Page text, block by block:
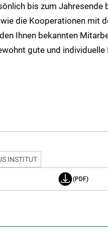
bis zum Jahresende
die Kooperationen mit
Ihnen bekannten
gute und
INSTITUT
(PDF)